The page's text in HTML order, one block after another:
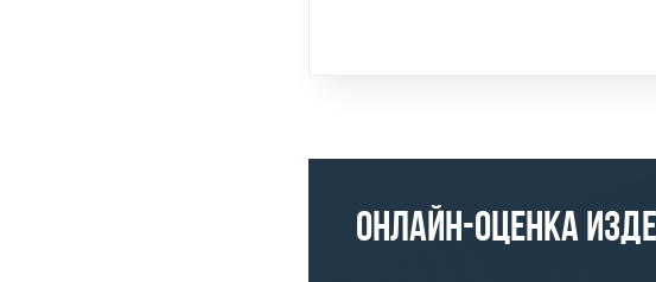
Онлайн-оценка